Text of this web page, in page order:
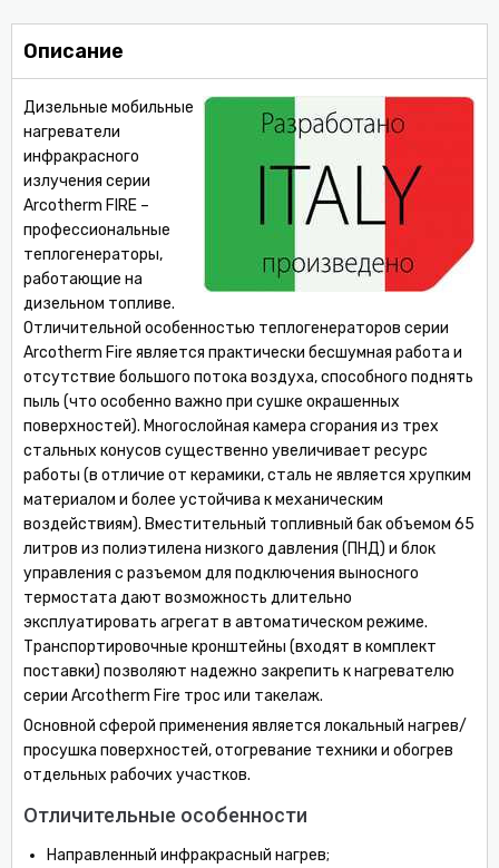
Описание
Дизельные мобильные
нагреватели
инфракрасного
излучения серии
Arcotherm FIRE –
профессиональные
теплогенераторы,
работающие на
дизельном топливе.
Отличительной особенностью теплогенераторов серии
Arcotherm Fire является практически бесшумная работа и
отсутствие большого потока воздуха, способного поднять
пыль (что особенно важно при сушке окрашенных
поверхностей). Многослойная камера сгорания из трех
стальных конусов существенно увеличивает ресурс
работы (в отличие от керамики, сталь не является хрупким
материалом и более устойчива к механическим
воздействиям). Вместительный топливный бак объемом 65
литров из полиэтилена низкого давления (ПНД) и блок
управления с разъемом для подключения выносного
термостата дают возможность длительно
эксплуатировать агрегат в автоматическом режиме.
Транспортировочные кронштейны (входят в комплект
поставки) позволяют надежно закрепить к нагревателю
серии Arcotherm Fire трос или такелаж.
Основной сферой применения является локальный нагрев/
просушка поверхностей, отогревание техники и обогрев
отдельных рабочих участков.
Отличительные особенности
Направленный инфракрасный нагрев;